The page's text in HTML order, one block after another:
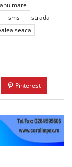
mare
sms
strada
seaca
Pinterest